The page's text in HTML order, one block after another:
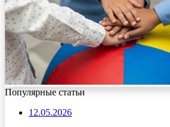
Популярные статьи
12.05.2026